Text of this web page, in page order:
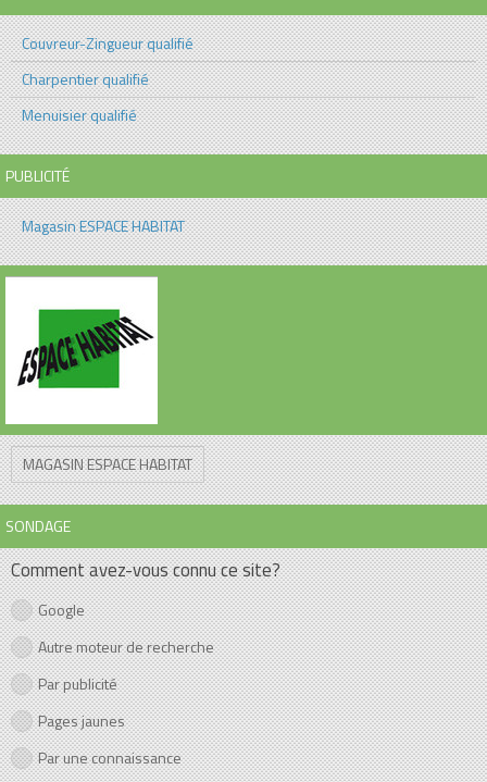
Couvreur-Zingueur qualifié
Charpentier qualifié
Menuisier qualifié
PUBLICITÉ
Magasin ESPACE HABITAT
MAGASIN ESPACE HABITAT
SONDAGE
Comment avez-vous connu ce site?
Google
Autre moteur de recherche
Par publicité
Pages jaunes
Par une connaissance